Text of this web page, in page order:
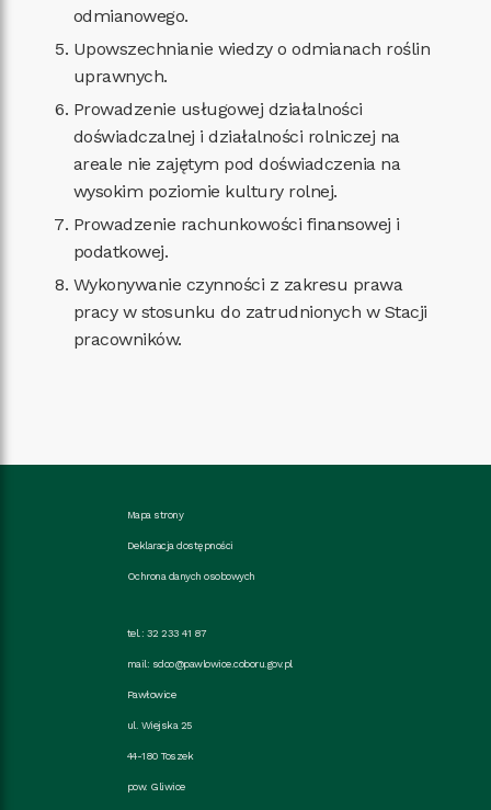
odmianowego.
Upowszechnianie wiedzy o odmianach roślin
uprawnych.
Prowadzenie usługowej działalności
doświadczalnej i działalności rolniczej na
areale nie zajętym pod doświadczenia na
wysokim poziomie kultury rolnej.
Prowadzenie rachunkowości finansowej i
podatkowej.
Wykonywanie czynności z zakresu prawa
pracy w stosunku do zatrudnionych w Stacji
pracowników.
Mapa strony
Deklaracja dostępności
Ochrona danych osobowych
tel.: 32 233 41 87
mail: sdoo@pawlowice.coboru.gov.pl
Pawłowice
ul. Wiejska 25
44-180 Toszek
pow. Gliwice